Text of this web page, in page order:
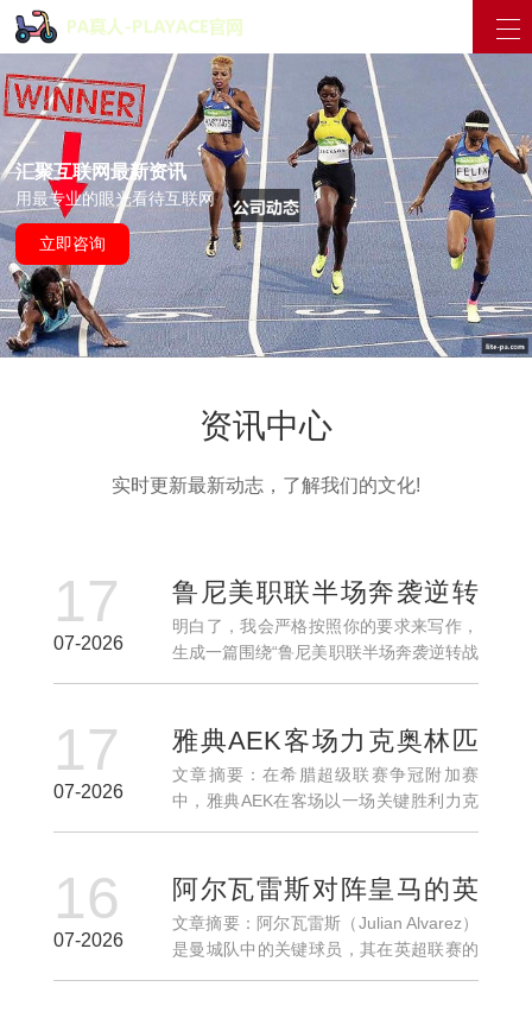
汇聚互联网最新资讯
用最专业的眼光看待互联网
立即咨询
资讯中心
实时更新最新动志，了解我们的文化!
17
07-2026
鲁尼美职联半场奔袭逆转
战局送出绝杀助攻
明白了，我会严格按照你的要求来写作，
生成一篇围绕“鲁尼美职联半场奔袭逆转战
题，每个小标题下有3个以上段落，最后
两段总结。以下是...
17
07-2026
雅典AEK客场力克奥林匹
亚科斯希腊超争冠附加赛
胜利改写格局
文章摘要：在希腊超级联赛争冠附加赛
中，雅典AEK在客场以一场关键胜利力克
了希腊足球的争冠格局。本文将从四个角
度详细解析这场比赛...
16
07-2026
阿尔瓦雷斯对阵皇马的英
超对位优势深度解析与战
术启示全面前瞻
文章摘要：阿尔瓦雷斯（Julian Alvarez）
是曼城队中的关键球员，其在英超联赛的